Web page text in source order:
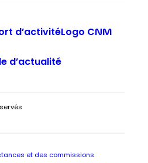
d’activitéLogo CNM
d’actualité
et des commissions